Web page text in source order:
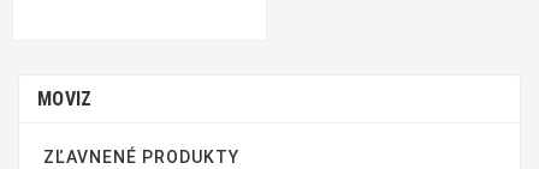
MOVIZ
ZĽAVNENÉ PRODUKTY